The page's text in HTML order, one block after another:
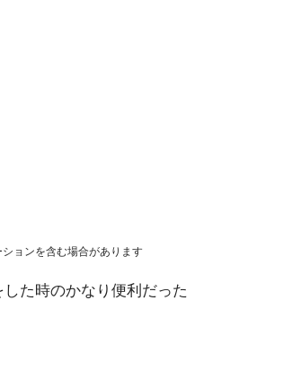
ョンを含む場合があります
た時のかなり便利だった